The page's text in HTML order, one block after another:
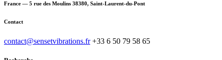
France — 5 rue des Moulins 38380, Saint-Laurent-du-Pont
Contact
contact@sensetvibrations.fr+33 6 50 79 58 65